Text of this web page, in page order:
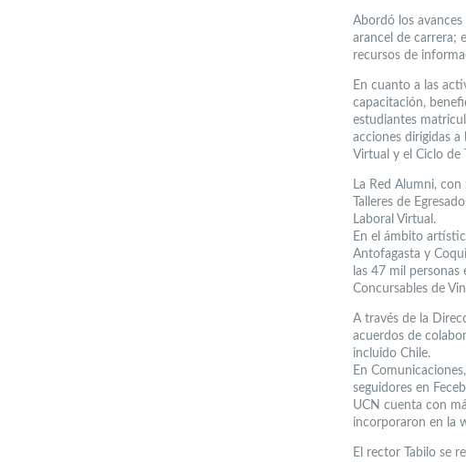
Abordó los
arancel de carrera;
recursos de
En cuanto a las
capacitación,
estudiantes
acciones dirigidas a
Virtual y el Ciclo de
La Red Alumni,
Talleres de
Laboral Virtual.
En el ámbito
Antofagasta y
las 47 mil
Concursables de
A través de la
acuerdos de
incluido Chile.
En
seguidores en
UCN cuenta con
incorporaron en la
El rector Tabilo se